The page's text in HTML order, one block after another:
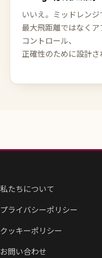
いいえ。ミッドレンジ
最大飛距離ではなくア
コントロール、
正確性のために設計さ
私たちについて
プライバシーポリシー
クッキーポリシー
お問い合わせ